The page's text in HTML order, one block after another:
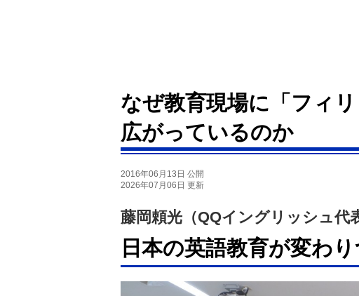
なぜ教育現場に「フィ
広がっているのか
2016年06月13日 公開
2026年07月06日 更新
藤岡頼光（QQイングリッシュ代
日本の英語教育が変わ